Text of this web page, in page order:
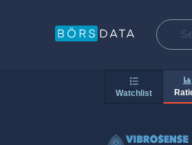
Watchlist